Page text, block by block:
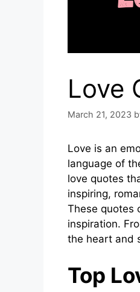
Love
March 21, 2023
Love is an
language of
love quotes
inspiring,
These quotes
inspiration.
the heart and
Top